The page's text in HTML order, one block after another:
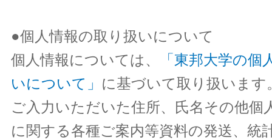
●個人情報の取り扱いについて
個人情報については、
「東邦大学の個
いについて」 に基づいて取り扱います
ご入力いただいた住所、氏名その他個
に関する各種ご案内等資料の発送、統